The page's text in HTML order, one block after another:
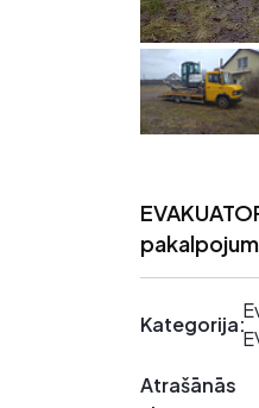
Kategorija:
Atrašānās